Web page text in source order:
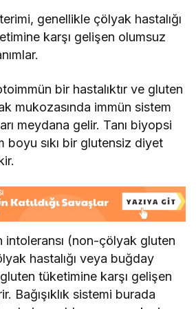
genellikle çölyak hastalığı
karşı gelişen olumsuz
bir hastalıktır ve gluten
mukozasında immün sistem
meydana gelir. Tanı biyopsi
boyu sıkı bir glutensiz diyet
intoleransı (non-çölyak gluten
hastalığı veya buğday
tüketimine karşı gelişen
Bağışıklık sistemi burada